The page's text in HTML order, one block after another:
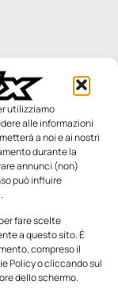
utilizziamo
alle informazioni
a noi e ai nostri
durante la
annunci (non)
può influire
fare scelte
a questo sito. È
compreso il
Policy o cliccando sul
dello schermo.